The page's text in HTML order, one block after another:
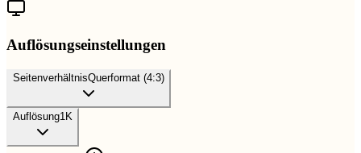
Auflösungseinstellungen
SeitenverhältnisQuerformat (4:3)
Auflösung1K